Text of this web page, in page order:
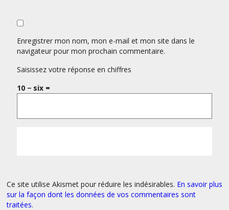
Enregistrer mon nom, mon e-mail et mon site dans le
navigateur pour mon prochain commentaire.
Saisissez votre réponse en chiffres
10 − six =
Ce site utilise Akismet pour réduire les indésirables. En savoir plus
sur la façon dont les données de vos commentaires sont
traitées.